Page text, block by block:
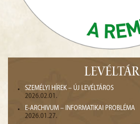
LEVÉLTÁR
SZEMÉLYI HÍREK – ÚJ LEVÉLTÁROS
2026.02.01.
E-ARCHIVUM – INFORMATIKAI PROBLÉMA
2026.01.27.